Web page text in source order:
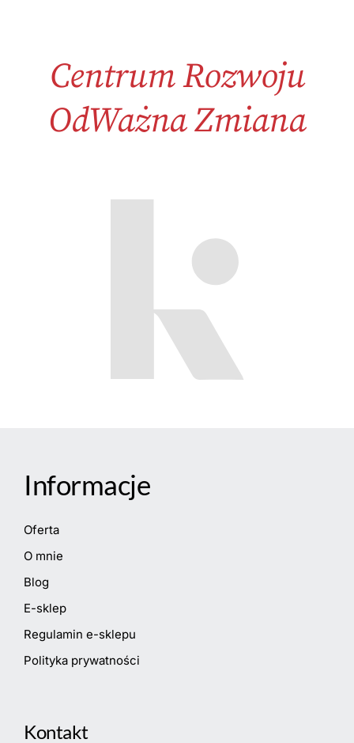
Centrum Rozwoju
OdWażna Zmiana
Informacje
Oferta
O mnie
Blog
E-sklep
Regulamin e-sklepu
Polityka prywatności
Kontakt